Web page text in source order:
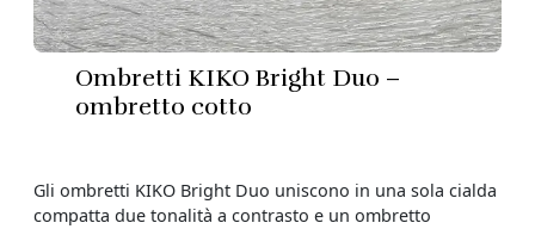
Ombretti KIKO Bright Duo –
ombretto cotto
Gli ombretti KIKO Bright Duo uniscono in una sola cialda
compatta due tonalità a contrasto e un ombretto